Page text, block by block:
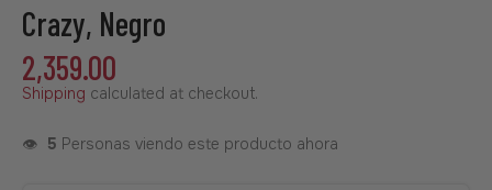
Crazy, Negro
2,359.00
Shipping calculated at checkout.
👁️ 5 Personas viendo este producto ahora